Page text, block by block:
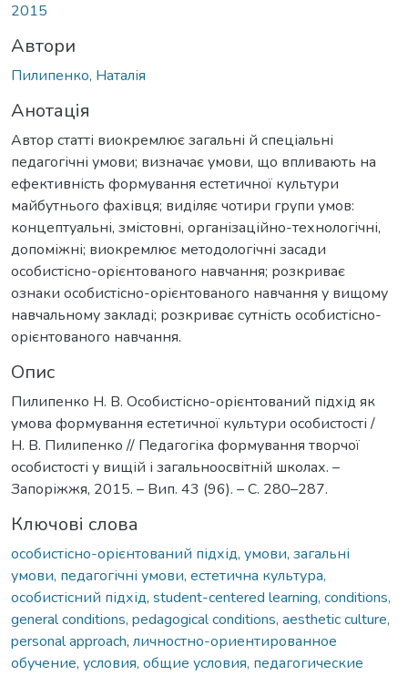
2015
Автори
Пилипенко, Наталія
Анотація
Автор статті виокремлює загальні й спеціальні
педагогічні умови; визначає умови, що впливають на
ефективність формування естетичної культури
майбутнього фахівця; виділяє чотири групи умов:
концептуальні, змістовні, організаційно-технологічні,
допоміжні; виокремлює методологічні засади
особистісно-орієнтованого навчання; розкриває
ознаки особистісно-орієнтованого навчання у вищому
навчальному закладі; розкриває сутність особистісно-
орієнтованого навчання.
Опис
Пилипенко Н. В. Особистісно-орієнтований підхід як
умова формування естетичної культури особистості /
Н. В. Пилипенко // Педагогіка формування творчої
особистості у вищій і загальноосвітній школах. –
Запоріжжя, 2015. – Вип. 43 (96). – С. 280–287.
Ключові слова
особистісно-орієнтований підхід, умови, загальні
умови, педагогічні умови, естетична культура,
особистісний підхід, student-centered learning, conditions,
general conditions, pedagogical conditions, aesthetic culture,
personal approach, личностно-ориентированное
обучение, условия, общие условия, педагогические